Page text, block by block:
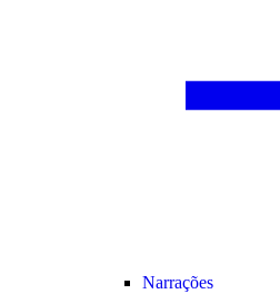
Narrações